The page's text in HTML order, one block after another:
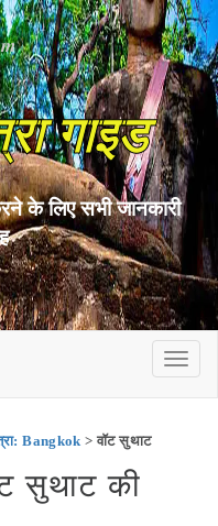
गाइड
के लिए सभी जानकारी
Bangkok > वॉट सुथाट
सुथाट की